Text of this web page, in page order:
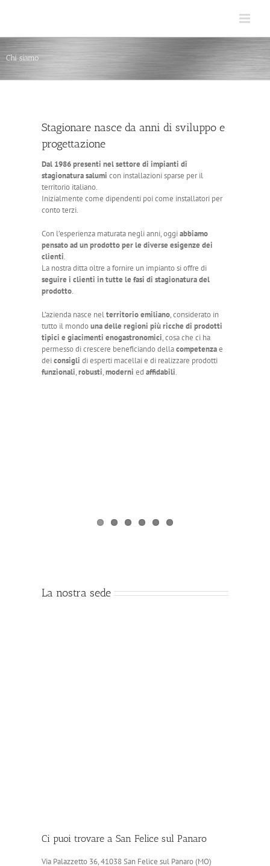
Chi siamo
Stagionare nasce da anni di sviluppo e
progettazione
Dal 1986 presenti nel settore di impianti di
stagionatura salumi con installazioni sparse per il
territorio italiano.
Inizialmente come dipendenti poi come installatori per
conto terzi.
Con l’esperienza maturata negli anni, oggiabbiamo
pensato ad un prodotto per le diverse esigenze dei
clienti.
La nostra ditta oltre a fornire un impianto si offre di
seguire i clienti in tutte le fasi di stagionatura del
prodotto.
L’azienda nasce nelterritorio emiliano, considerato in
tutto il mondouna delle regioni più ricche di prodotti
tipici e giacimenti enogastronomici, cosa che ci ha
permesso di crescere beneficiando dellacompetenzae
deiconsigli di esperti macellai e di realizzare prodotti
funzionali,robusti,moderni ed affidabili.
La nostra sede
Ci puoi trovare a San Felice sul Panaro
Via Palazzetto 36, 41038 San Felice sul Panaro (MO)